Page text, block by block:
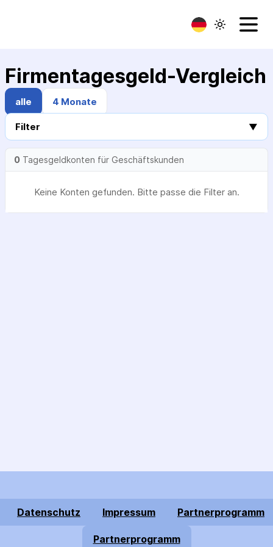
Firmentagesgeld-Vergleich
alle 4 Monate
Filter ▼
0 Tagesgeldkonten für Geschäftskunden
Keine Konten gefunden. Bitte passe die Filter an.
Datenschutz Impressum Partnerprogramm
Partnerprogramm